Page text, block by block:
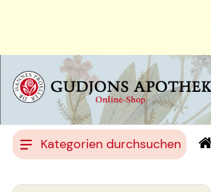
Kategorien durchsuchen